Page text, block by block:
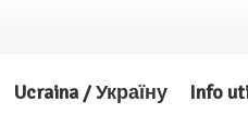
Ucraina / Україну Info